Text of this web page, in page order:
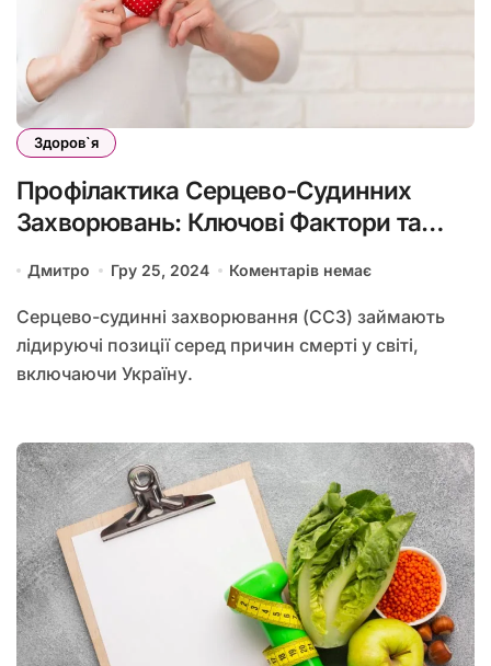
Здоров`я
Профілактика Серцево-Судинних
Захворювань: Ключові Фактори та
Дмитро Гру 25, 2024 Коментарів немає
Серцево-судинні захворювання (ССЗ) займають
лідируючі позиції серед причин смерті у світі,
включаючи Україну.